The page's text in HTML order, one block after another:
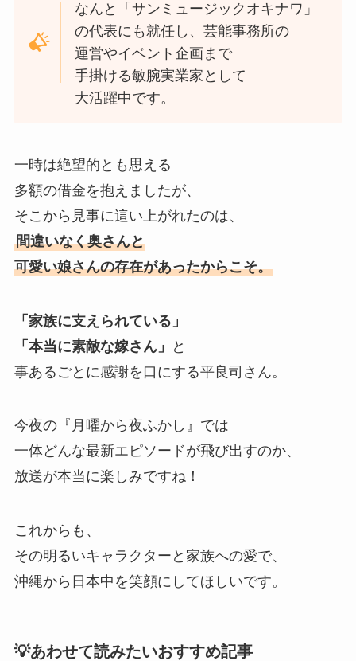
なんと「サンミュージックオキナワ」
の代表にも就任し、芸能事務所の
運営やイベント企画まで
手掛ける敏腕実業家として
大活躍中です。
一時は絶望的とも思える
多額の借金を抱えましたが、
そこから見事に這い上がれたのは、
間違いなく奥さんと
可愛い娘さんの存在があったからこそ。
「家族に支えられている」
「本当に素敵な嫁さん」
と
事あるごとに感謝を口にする平良司さん。
今夜の『月曜から夜ふかし』では
一体どんな最新エピソードが飛び出すのか、
放送が本当に楽しみですね！
これからも、
その明るいキャラクターと家族への愛で、
沖縄から日本中を笑顔にしてほしいです。
💡あわせて読みたいおすすめ記事